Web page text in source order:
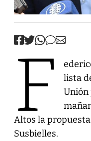
F
lista
Unión
Altos la
Susbielles.